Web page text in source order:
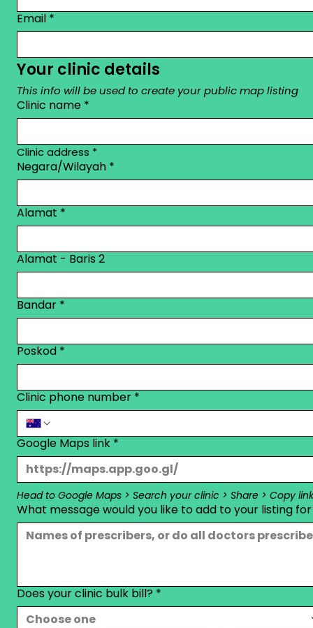
Email *
Your clinic details
This info will be used to create your public map listing
Clinic name *
Clinic address *
Clinic address
Negara/Wilayah *
Alamat *
Alamat - Baris 2
Bandar *
Poskod *
Clinic phone number *
Google Maps link *
Head to Google Maps > Search your clinic > Share > Copy
What message would you like to add to your listing
Does your clinic bulk bill? *
Choose one